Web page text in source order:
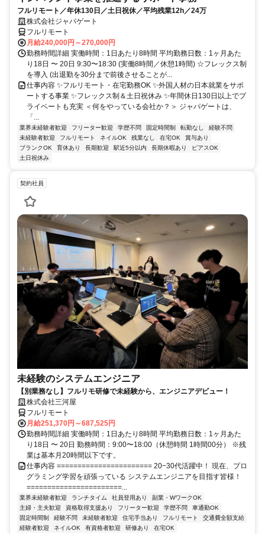
フルリモート／年休130日／土日祝休／平均残業12h／24万
株式会社ジャパゲート
フルリモート
月給240,000円～270,000円
勤務時間詳細 実働時間：1日あたり8時間 平均勤務日数：1ヶ月あた
り18日 〜 20日 9:30〜18:30 (実働8時間／休憩1時間) ☆フレックス制
を導入 (出退勤を30分まで前後させることが...
仕事内容 ✨フルリモート・在宅勤務OK ✨外国人材の日本就業をサポ
ートする事業 ✨フレックス制＆土日祝休み ✨年間休日130日以上でプ
ライベートも充実 ＜何をやっている会社か？＞ ジャパゲートは、
「...
業界未経験者歓迎 フリーター歓迎 学歴不問 固定時間制 転勤なし
経験不問
未経験者歓迎
フルリモート ネイルOK 残業なし 在宅OK
賞与あり
ブランクOK
育休あり 長期歓迎 駅近5分以内 長期休暇あり
ピアスOK
土日祝休み
契約社員
未経験のシステムエンジニア
【別業務なし】フルリモ研修で未経験から、エンジニアデビュー！
株式会社三河屋
フルリモート
月給251,370円～687,525円
勤務時間詳細 実働時間：1日あたり8時間 平均勤務日数：1ヶ月あた
り18日 〜 20日 勤務時間：9:00〜18:00（休憩時間 1時間00分） ※残
業は基本月20時間以下です。
仕事内容 ======================= 20−30代活躍中！ 現在、プロ
グラミング学習を頑張っている システムエンジニアを目指す皆様！
=======================...
業界未経験者歓迎 ランチタイム 社員登用あり
副業・WワークOK
主婦・主夫歓迎
資格取得支援あり フリーター歓迎 学歴不問
車通勤OK
固定時間制
経験不問 未経験者歓迎 住宅手当あり フルリモート
交通費全額支給
経験者歓迎
ネイルOK 有資格者歓迎 研修あり 在宅OK